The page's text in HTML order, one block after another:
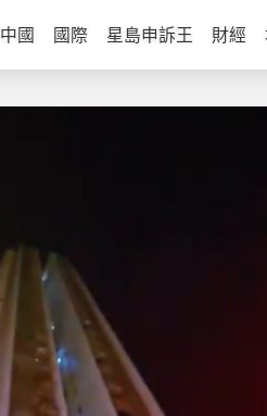
中國 國際 星島申訴王 財經